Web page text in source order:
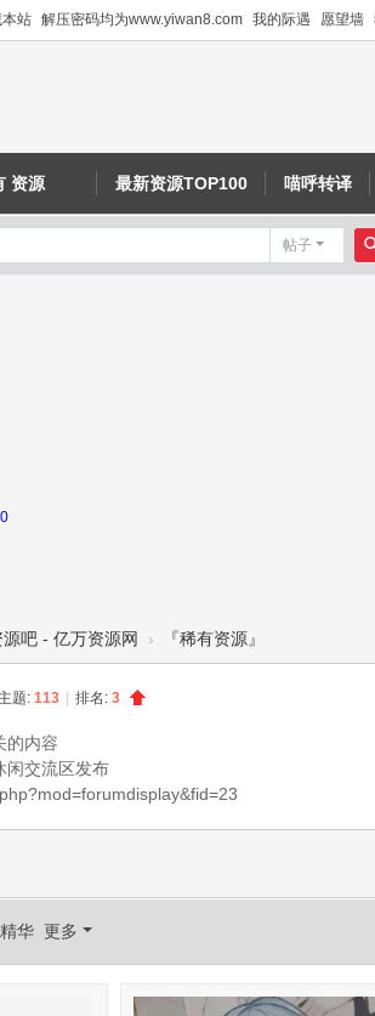
站 解压密码均为www.yiwan8.com 我的际遇 愿望墙
资源 最新资源TOP100 喵呼转译
帖子
吧 - 亿万资源网 › 『稀有资源』
主题: 113 排名: 3
的内容
闲交流区发布
精华 更多